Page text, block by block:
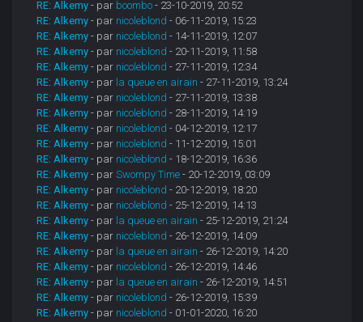
RE: Alkemy - par boombo - 23-10-2019, 20:52
RE: Alkemy - par nicoleblond - 06-11-2019, 15:23
RE: Alkemy - par nicoleblond - 14-11-2019, 12:07
RE: Alkemy - par nicoleblond - 20-11-2019, 11:58
RE: Alkemy - par nicoleblond - 27-11-2019, 12:34
RE: Alkemy - par la queue en airain - 27-11-2019, 13:24
RE: Alkemy - par nicoleblond - 27-11-2019, 13:38
RE: Alkemy - par nicoleblond - 28-11-2019, 14:19
RE: Alkemy - par nicoleblond - 04-12-2019, 12:17
RE: Alkemy - par nicoleblond - 11-12-2019, 15:01
RE: Alkemy - par nicoleblond - 18-12-2019, 16:36
RE: Alkemy - parSwompy Time - 20-12-2019, 03:09
RE: Alkemy - par nicoleblond - 20-12-2019, 18:20
RE: Alkemy - par nicoleblond - 25-12-2019, 14:13
RE: Alkemy - par la queue en airain - 25-12-2019, 21:24
RE: Alkemy - par nicoleblond - 26-12-2019, 14:09
RE: Alkemy - par la queue en airain - 26-12-2019, 14:20
RE: Alkemy - par nicoleblond - 26-12-2019, 14:46
RE: Alkemy - par la queue en airain - 26-12-2019, 14:51
RE: Alkemy - par nicoleblond - 26-12-2019, 15:39
RE: Alkemy - par nicoleblond - 01-01-2020, 16:20